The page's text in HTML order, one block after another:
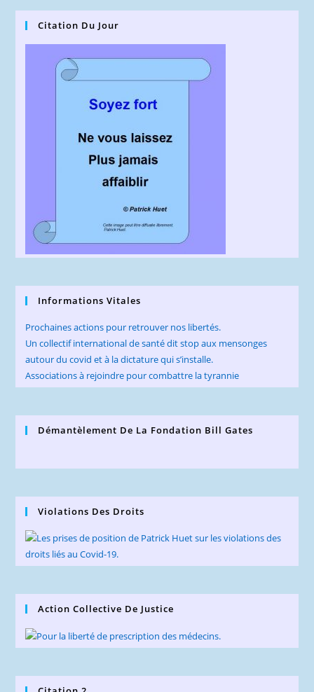
Citation Du Jour
Informations Vitales
Prochaines actions pour retrouver nos libertés.
Un collectif international de santé dit stop aux mensonges
autour du covid et à la dictature qui s’installe.
Associations à rejoindre pour combattre la tyrannie
Démantèlement De La Fondation Bill Gates
Violations Des Droits
Action Collective De Justice